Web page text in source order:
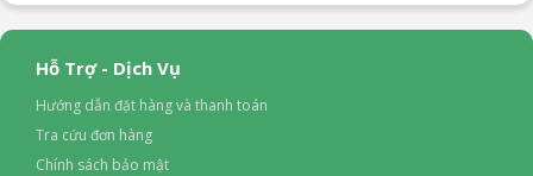
Hỗ Trợ - Dịch Vụ
Hướng dẫn đặt hàng và thanh toán
Tra cứu đơn hàng
Chính sách bảo mật